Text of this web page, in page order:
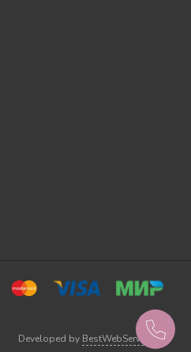
Developed by BestWebService.ru